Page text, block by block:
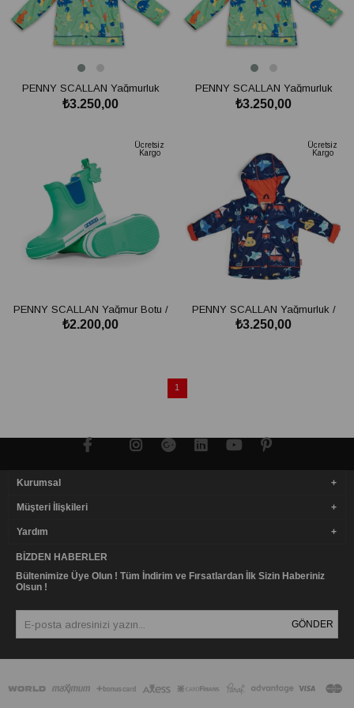
PENNY SCALLAN Yağmurluk
/Dino Rock ( 5-6 yaş )
₺3.250,00
PENNY SCALLAN Yağmurluk
/Dino Rock ( 1-2 yaş )
₺3.250,00
Ücretsiz
Kargo
PENNY SCALLAN Yağmur Botu /
Dino Rock ( 26 numara )
₺2.200,00
Ücretsiz
Kargo
PENNY SCALLAN Yağmurluk /
Anchors Away ( 5-6 yaş )
₺3.250,00
1
Kurumsal
Müşteri İlişkileri
Yardım
BIZDEN HABERLER
Bültenimize Üye Olun ! Tüm İndirim ve Fırsatlardan İlk Sizin Haberiniz
Olsun !
GÖNDER